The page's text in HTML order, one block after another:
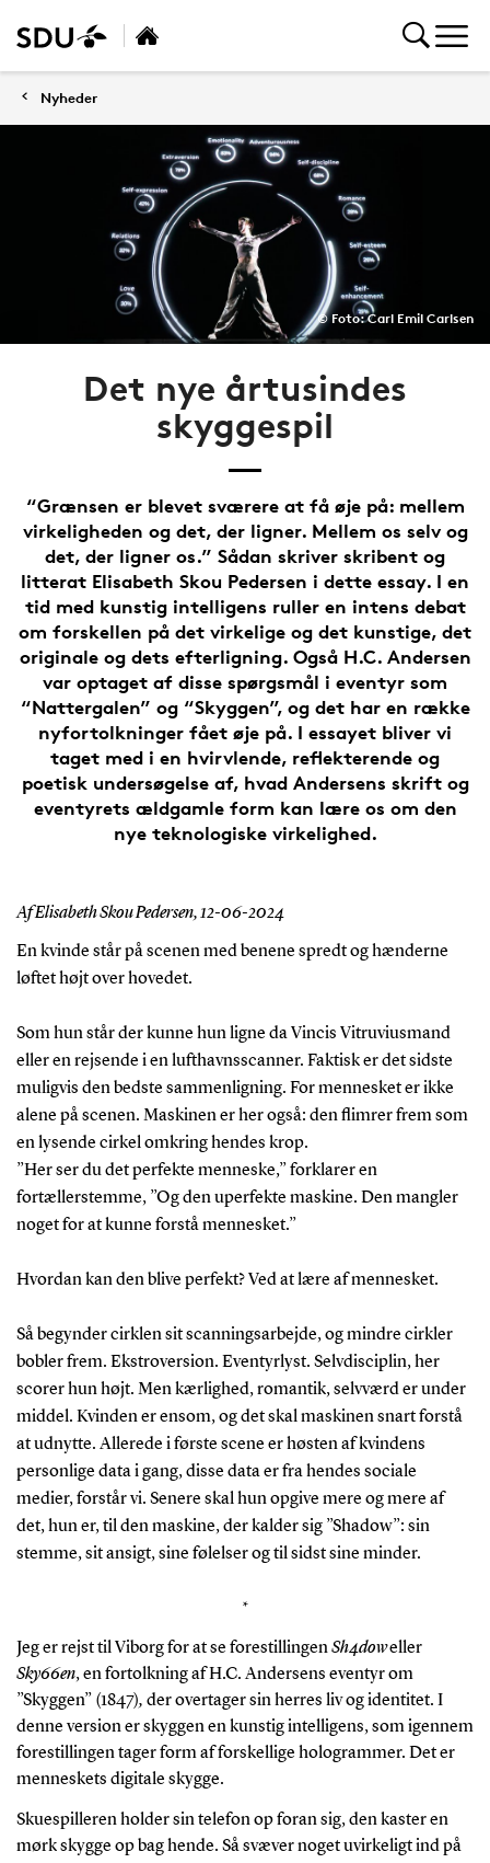
Nyheder
© Foto: Carl Emil Carlsen
Det nye årtusindes
skyggespil
“Grænsen er blevet sværere at få øje på: mellem
virkeligheden og det, der ligner. Mellem os selv og
det, der ligner os.” Sådan skriver skribent og
litterat Elisabeth Skou Pedersen i dette essay. I en
tid med kunstig intelligens ruller en intens debat
om forskellen på det virkelige og det kunstige, det
originale og dets efterligning. Også H.C. Andersen
var optaget af disse spørgsmål i eventyr som
“Nattergalen” og “Skyggen”, og det har en række
nyfortolkninger fået øje på. I essayet bliver vi
taget med i en hvirvlende, reflekterende og
poetisk undersøgelse af, hvad Andersens skrift og
eventyrets ældgamle form kan lære os om den
nye teknologiske virkelighed.
Af Elisabeth Skou Pedersen,12-06-2024
En kvinde står på scenen med benene spredt og hænderne
løftet højt over hovedet.
Som hun står der kunne hun ligne da Vincis Vitruviusmand
eller en rejsende i en lufthavnsscanner. Faktisk er det sidste
muligvis den bedste sammenligning. For mennesket er ikke
alene på scenen. Maskinen er her også: den flimrer frem som
en lysende cirkel omkring hendes krop.
”Her ser du det perfekte menneske,” forklarer en
fortællerstemme, ”Og den uperfekte maskine. Den mangler
noget for at kunne forstå mennesket.”
Hvordan kan den blive perfekt? Ved at lære af mennesket.
Så begynder cirklen sit scanningsarbejde, og mindre cirkler
bobler frem. Ekstroversion. Eventyrlyst. Selvdisciplin, her
scorer hun højt. Men kærlighed, romantik, selvværd er under
middel. Kvinden er ensom, og det skal maskinen snart forstå
at udnytte. Allerede i første scene er høsten af kvindens
personlige data i gang, disse data er fra hendes sociale
medier, forstår vi. Senere skal hun opgive mere og mere af
det, hun er, til den maskine, der kalder sig ”Shadow”: sin
stemme, sit ansigt, sine følelser og til sidst sine minder.
*
Jeg er rejst til Viborg for at se forestillingenSh4doweller
Sky66en, en fortolkning af H.C. Andersens eventyr om
”Skyggen” (1847), der overtager sin herres liv og identitet. I
denne version er skyggen en kunstig intelligens, som igennem
forestillingen tager form af forskellige hologrammer. Det er
menneskets digitale skygge.
Skuespilleren holder sin telefon op foran sig, den kaster en
mørk skygge op bag hende. Så svæver noget uvirkeligt ind på